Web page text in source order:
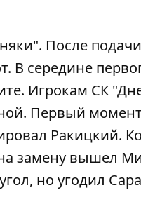
После подачи
В середине
Игрокам СК
Первый
Ракицкий.
замену вышел
но угодил